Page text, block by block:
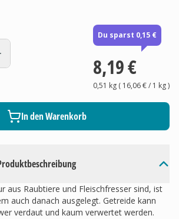
aus Raubtiere und Fleischfresser sind, ist
auch danach ausgelegt. Getreide kann
verdaut und kaum verwertet werden.
Du sparst 0,15 €
8,19 €
0,51 kg( 16,06 €/ 1 kg)
In den Warenkorb